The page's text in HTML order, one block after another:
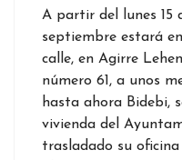
A partir del lunes 15
septiembre estará
calle, en Agirre
número 61, a unos
hasta ahora Bidebi,
vivienda del
trasladado su